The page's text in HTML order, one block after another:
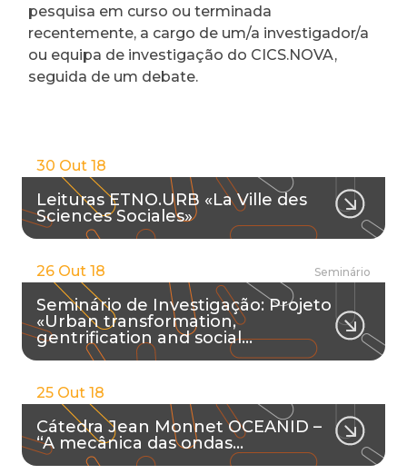
pesquisa em curso ou terminada
recentemente, a cargo de um/a investigador/a
ou equipa de investigação do CICS.NOVA,
seguida de um debate.
30 Out 18
Leituras ETNO.URB «La Ville des
Sciences Sociales»
26 Out 18 Seminário
Seminário de Investigação: Projeto
«Urban transformation,
gentrification and social…
25 Out 18
Cátedra Jean Monnet OCEANID –
“A mecânica das ondas…